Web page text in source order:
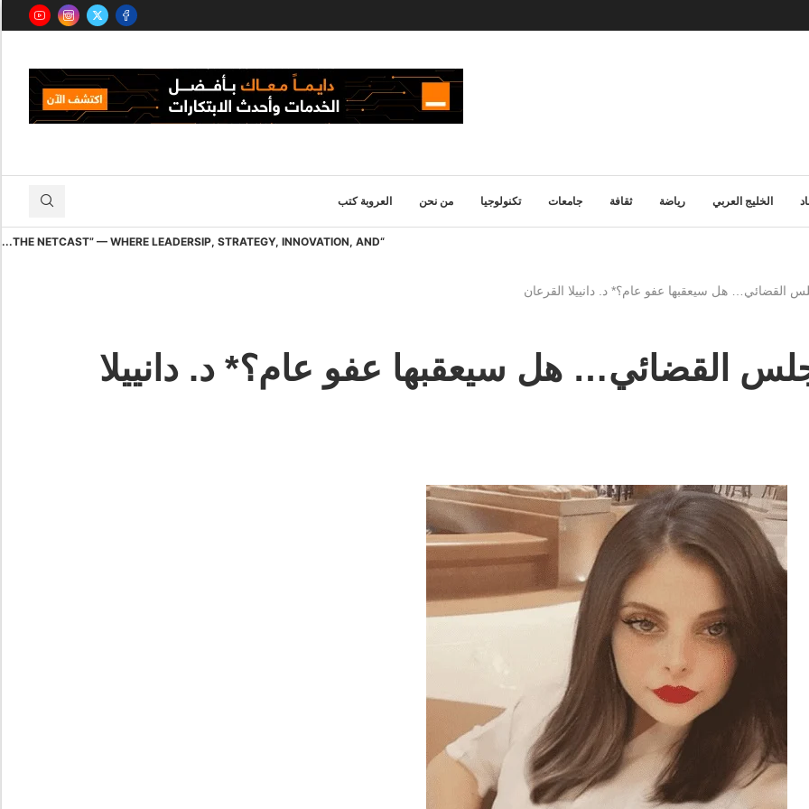
الخليج العربي رياضة ثقافة جامعات تكنولوجيا من نحن العروبة كتب
“THE NETCAST” — WHERE LEADERSIP, STRATEGY, INNOVATION, AND...
القضائي… هل سيعقبها عفو عام؟* د. دانييلا القرعان
القضائي… هل سيعقبها عفو عام؟* د. دانييلا